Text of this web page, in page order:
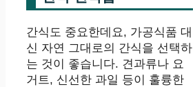
간식도 중요한데요, 가공식품 대
신 자연 그대로의 간식을 선택하
는 것이 좋습니다. 견과류나 요
거트, 신선한 과일 등이 훌륭한